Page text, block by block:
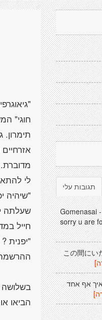
חוגי"
"שיהיה
שעלתה
"יפנית
תגובות עלי
Gomenasai
sorry u are
この間にい
אף אחד